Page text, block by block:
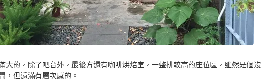
大的，除了吧台外，最後方還有咖啡烘焙室，一整排較高的座位區，雖然是個沒
，但還滿有層次感的。